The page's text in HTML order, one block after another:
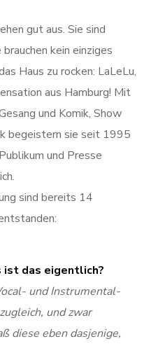
gut aus. Sie sind
kein einziges
Haus zu rocken: LaLeLu,
aus Hamburg! Mit
und Komik, Show
begeistern sie seit 1995
und Presse
sind bereits 14
ist das eigentlich?
und Instrumental-
und zwar
diese eben dasjenige,